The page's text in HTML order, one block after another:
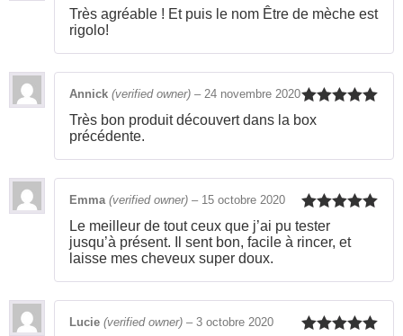
Rated5out
of 5
Très agréable ! Et puis le nom Être de mèche est
rigolo!
Rated
of 5
Annick (verified owner) – 24 novembre 2020
Très bon produit découvert dans la box
précédente.
Rated
of 5
Emma (verified owner) – 15 octobre 2020
Le meilleur de tout ceux que j’ai pu tester
jusqu’à présent. Il sent bon, facile à rincer, et
laisse mes cheveux super doux.
Lucie (verified owner) – 3 octobre 2020